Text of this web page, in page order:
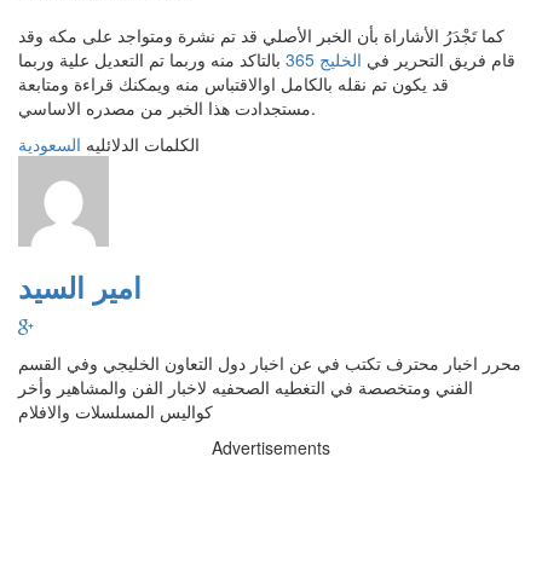
كما تَجْدَرُ الأشاراة بأن الخبر الأصلي قد تم نشرة ومتواجد على مكه وقد
قام فريق التحرير في الخليج 365
بالتاكد منه وربما تم التعديل علية وربما
قد يكون تم نقله بالكامل اوالاقتباس منه ويمكنك قراءة ومتابعة
مستجدادت هذا الخبر من مصدره الاساسي.
الكلمات الدلائليه السعودية
امير السيد
محرر اخبار محترف تكتب في عن اخبار دول التعاون الخليجي وفي القسم
الفني ومتخصصة في التغطيه الصحفيه لاخبار الفن والمشاهير وأخر
كواليس المسلسلات والافلام
Advertisements